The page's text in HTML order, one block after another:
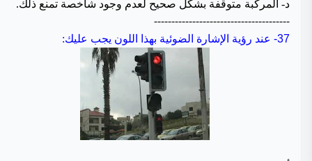
د- المركبة متوقفة بشكل صحيح لعدم وجود شاخصة تمنع ذلك.
---------------------------------------
37- عند رؤية الإشارة الضوئية بهذا اللون يجب عليك: